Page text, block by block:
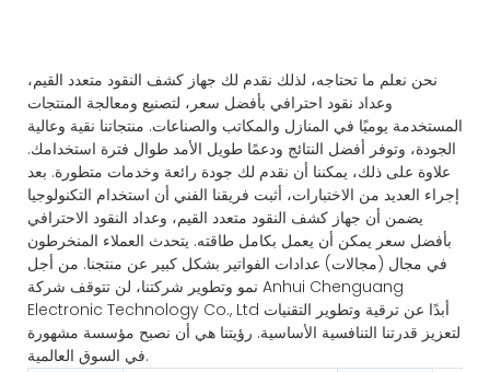
نحن نعلم ما تحتاجه، لذلك نقدم لك جهاز كشف النقود متعدد القيم،
وعداد نقود احترافي بأفضل سعر، لتصنيع ومعالجة المنتجات
المستخدمة يوميًا في المنازل والمكاتب والصناعات. منتجاتنا نقية وعالية
الجودة، وتوفر أفضل النتائج ودعمًا طويل الأمد طوال فترة استخدامك.
علاوة على ذلك، يمكننا أن نقدم لك جودة رائعة وخدمات متطورة. بعد
إجراء العديد من الاختبارات، أثبت فريقنا الفني أن استخدام التكنولوجيا
يضمن أن جهاز كشف النقود متعدد القيم، وعداد النقود الاحترافي
بأفضل سعر يمكن أن يعمل بكامل طاقته. يتحدث العملاء المنخرطون
في مجال (مجالات) عدادات الفواتير بشكل كبير عن منتجنا. من أجل
نمو وتطوير شركتنا، لن تتوقف شركة Anhui Chenguang
Electronic Technology Co., Ltd أبدًا عن ترقية وتطوير التقنيات
لتعزيز قدرتنا التنافسية الأساسية. رؤيتنا هي أن نصبح مؤسسة مشهورة
في السوق العالمية.